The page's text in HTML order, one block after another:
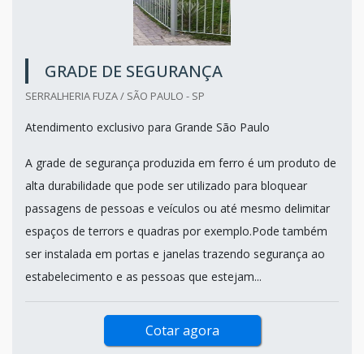
GRADE DE SEGURANÇA
SERRALHERIA FUZA / SÃO PAULO - SP
Atendimento exclusivo para Grande São Paulo
A grade de segurança produzida em ferro é um produto de
alta durabilidade que pode ser utilizado para bloquear
passagens de pessoas e veículos ou até mesmo delimitar
espaços de terrors e quadras por exemplo.Pode também
ser instalada em portas e janelas trazendo segurança ao
estabelecimento e as pessoas que estejam...
Cotar agora